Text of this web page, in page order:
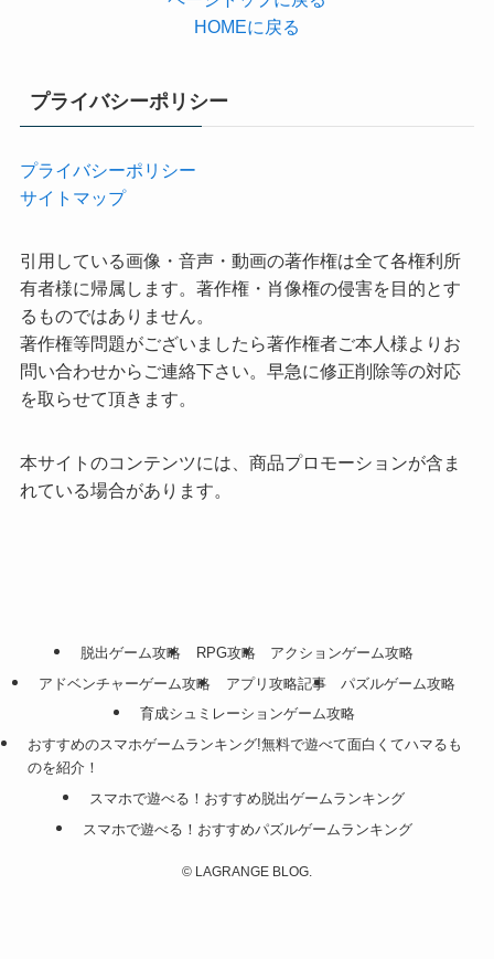
HOMEに戻る
プライバシーポリシー
プライバシーポリシー
サイトマップ
引用している画像・音声・動画の著作権は全て各権利所
有者様に帰属します。著作権・肖像権の侵害を目的とす
るものではありません。
著作権等問題がございましたら著作権者ご本人様よりお
問い合わせからご連絡下さい。早急に修正削除等の対応
を取らせて頂きます。
本サイトのコンテンツには、商品プロモーションが含ま
れている場合があります。
脱出ゲーム攻略 RPG攻略
アクションゲーム攻略
アドベンチャーゲーム攻略
アプリ攻略記事
パズルゲーム攻略
育成シュミレーションゲーム攻略
おすすめのスマホゲームランキング!無料で遊べて面白くてハマるも
のを紹介！
スマホで遊べる！おすすめ脱出ゲームランキング
スマホで遊べる！おすすめパズルゲームランキング
© LAGRANGE BLOG.